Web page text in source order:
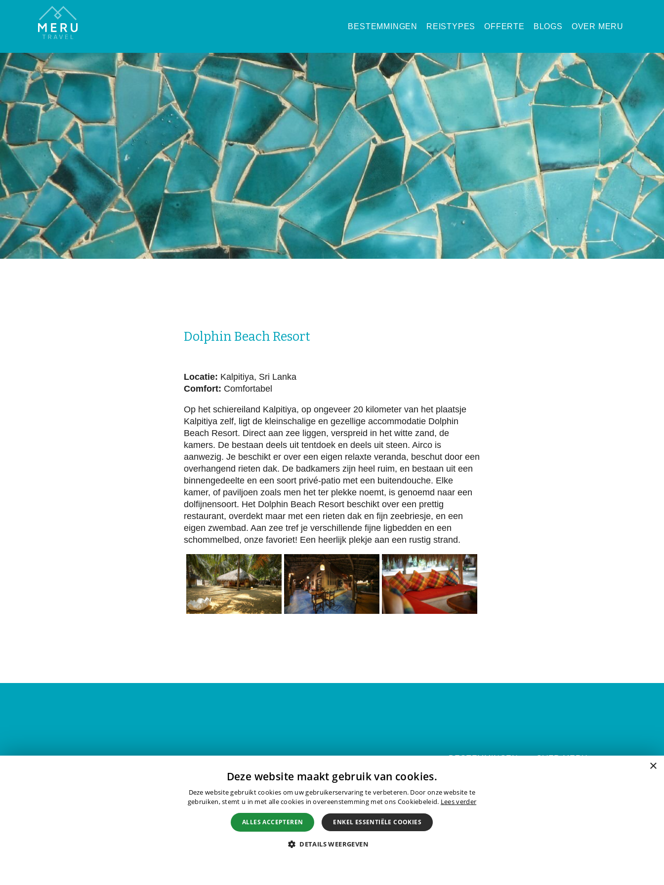
BESTEMMINGEN REISTYPES OFFERTE BLOGS OVER MERU
Dolphin Beach Resort
Locatie: Kalpitiya, Sri Lanka
Comfort: Comfortabel
Op het schiereiland Kalpitiya, op ongeveer 20 kilometer van het plaatsje
Kalpitiya zelf, ligt de kleinschalige en gezellige accommodatie Dolphin
Beach Resort. Direct aan zee liggen, verspreid in het witte zand, de
kamers. De bestaan deels uit tentdoek en deels uit steen. Airco is
aanwezig. Je beschikt er over een eigen relaxte veranda, beschut door een
overhangend rieten dak. De badkamers zijn heel ruim, en bestaan uit een
binnengedeelte en een soort privé-patio met een buitendouche. Elke
kamer, of paviljoen zoals men het ter plekke noemt, is genoemd naar een
dolfijnensoort. Het Dolphin Beach Resort beschikt over een prettig
restaurant, overdekt maar met een rieten dak en fijn zeebriesje, en een
eigen zwembad. Aan zee tref je verschillende fijne ligbedden en een
schommelbed, onze favoriet! Een heerlijk plekje aan een rustig strand.
BESTEMMINGEN
BLOGS
OVER MERU
×
Deze website maakt gebruik van cookies.
Deze website gebruikt cookies om uw gebruikerservaring te verbeteren. Door onze website te
gebruiken, stemt u in met alle cookies in overeenstemming met ons Cookiebeleid. Lees verder
ALLES ACCEPTEREN ENKEL ESSENTIËLE COOKIES
DETAILS WEERGEVEN